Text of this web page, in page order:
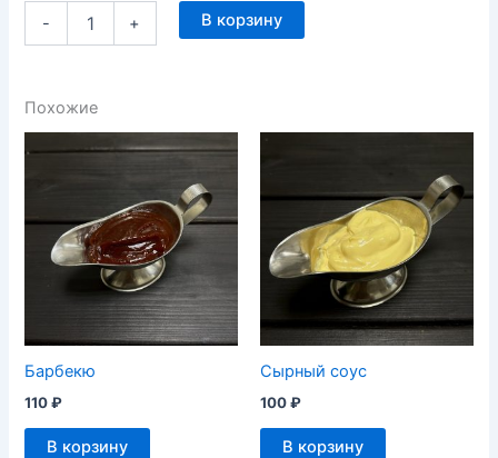
- + В корзину
Похожие
Барбекю
110₽
В корзину
Сырный соус
100₽
В корзину